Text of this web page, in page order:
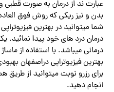
عبارت ند از درمان به صورت
بدن و نیز ریکی که روش فوق
شما میتوانید در بهترین
درمان درد های خود پیدا نمائید.
درمانی میباشد. با استفاده از
بهترین فیزیوتراپی دراصفهان
برای رزرو نوبت میتوانید از طریق
انجام دهید.